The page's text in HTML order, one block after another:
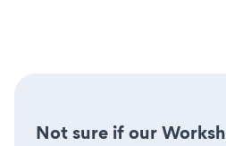
Not sure if our